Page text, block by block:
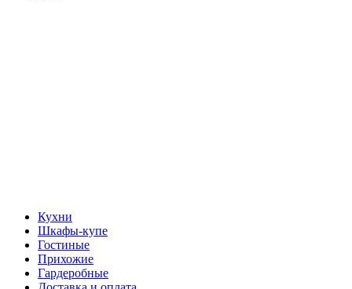
Кухни
Шкафы-купе
Гостиные
Прихожие
Гардеробные